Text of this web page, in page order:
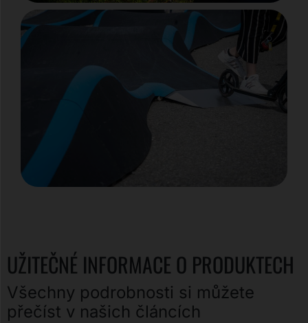
UŽITEČNÉ INFORMACE O PRODUKTECH
Všechny podrobnosti si můžete
přečíst v našich článcích